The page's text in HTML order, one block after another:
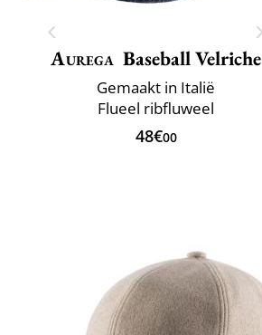
Aurega Baseball Velriche
Gemaakt in Italië
Flueel ribfluweel
48€00